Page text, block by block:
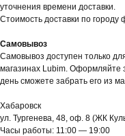
уточнения времени доставки.
Стоимость доставки по городу
Самовывоз
Самовывоз доступен только
магазинах Lubim. Оформляйте
день сможете забрать его из
Хабаровск
ул. Тургенева, 48, оф. 8 (ЖК
Часы работы: 11:00 — 19:00